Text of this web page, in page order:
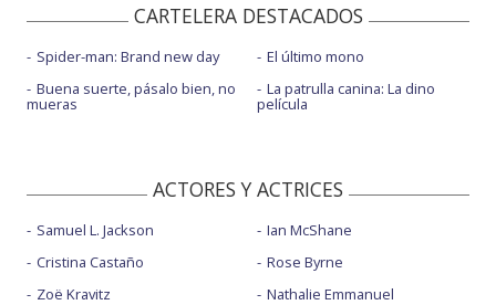
CARTELERA DESTACADOS
Spider-man: Brand new day
Buena suerte, pásalo bien, no
mueras
El último mono
La patrulla canina: La dino
película
ACTORES Y ACTRICES
Samuel L. Jackson
Cristina Castaño
Zoë Kravitz
Ian McShane
Rose Byrne
Nathalie Emmanuel